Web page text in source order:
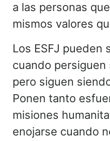
a las personas
mismos valores
Los ESFJ pueden
cuando
pero siguen
Ponen tanto
misiones
enojarse cuando